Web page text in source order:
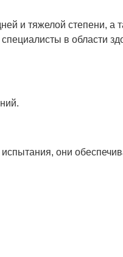
и тяжелой степени, а
в области
они